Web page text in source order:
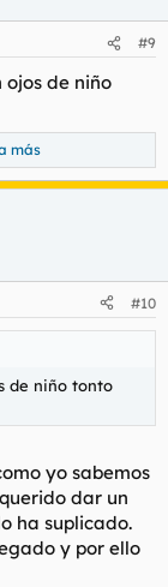
#9
de niño
más
#10
de niño tonto
yo sabemos
dar un
ha suplicado.
y por ello